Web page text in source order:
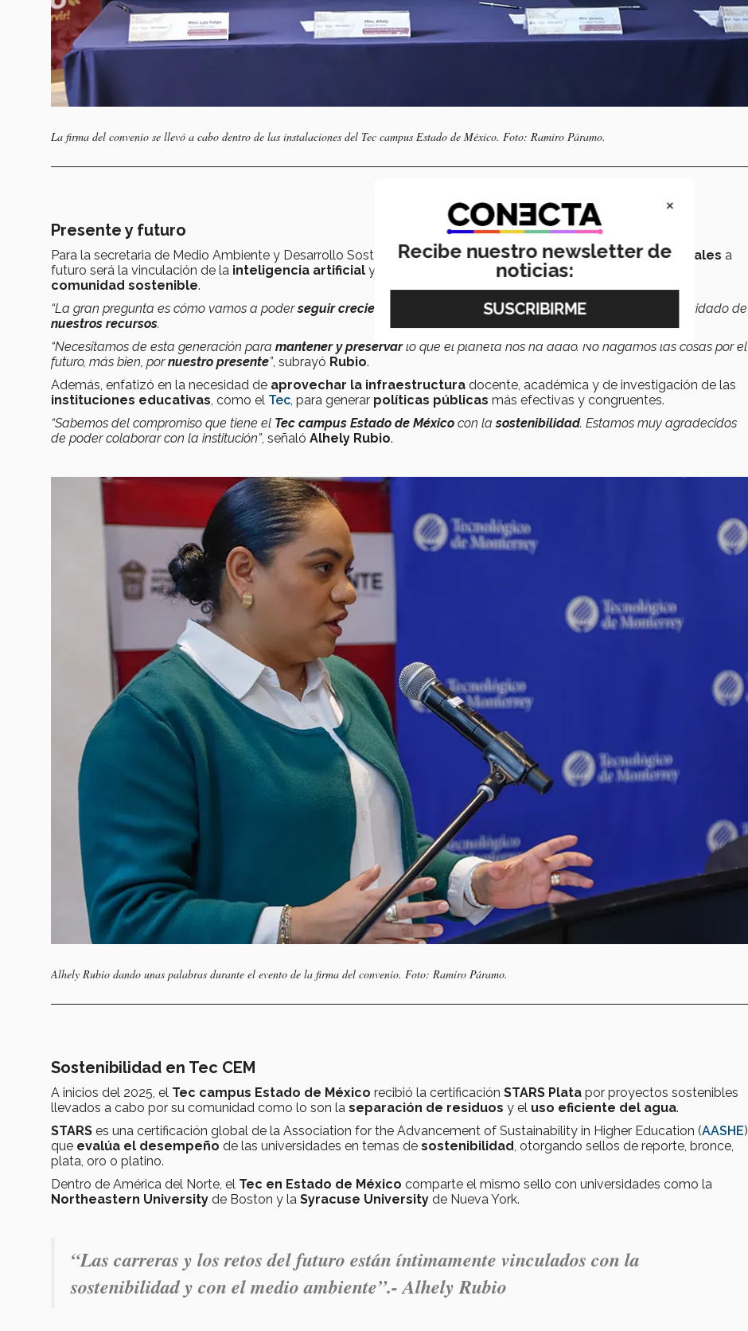
La firma del convenio se llevó a cabo dentro de las instalaciones del Tec campus Estado de México. Foto: Ramiro Páramo.
Presente y futuro
Para la secretaria de Medio Ambiente y Desarrollo Sostenible del Estado de México, uno de losretos principales a
futuro será la vinculación de la inteligencia artificial y las tecnologías emergentes con el desarrollo de una
comunidad sostenible.
“La gran pregunta es cómo vamos a poderseguir creciendo
y creando cosas nuevas bajo una perspectiva de cuidado de
nuestros recursos.
“Necesitamos de esta generación para mantener y preservarlo que el planeta nos ha dado. No hagamos las cosas por el
futuro, más bien, pornuestro presente”, subrayó Rubio.
Además, enfatizó en la necesidad de aprovechar la infraestructura docente, académica y de investigación de las
instituciones educativas, como el Tec, para generar políticas públicas más efectivas y congruentes.
“Sabemos del compromiso que tiene el Tec campus Estado de México con lasostenibilidad. Estamos muy agradecidos
de poder colaborar con la institución”, señaló Alhely Rubio.
Alhely Rubio dando unas palabras durante el evento de la firma del convenio. Foto: Ramiro Páramo.
Sostenibilidad en Tec CEM
A inicios del 2025, el Tec campus Estado de México recibió la certificación STARS Plata por proyectos sostenibles
llevados a cabo por su comunidad como lo son la separación de residuos y el uso eficiente del agua.
STARS es una certificación global de la Association for the Advancement of Sustainability in Higher Education (AASHE)
que evalúa el desempeño de las universidades en temas de sostenibilidad, otorgando sellos de reporte, bronce,
plata, oro o platino.
Dentro de América del Norte, el Tec en Estado de México comparte el mismo sello con universidades como la
Northeastern University de Boston y la Syracuse University de Nueva York.
“Las carreras y los retos del futuro están íntimamente vinculados con la
sostenibilidad y con el medio ambiente”.- Alhely Rubio
×
Recibe nuestro newsletter de
noticias: